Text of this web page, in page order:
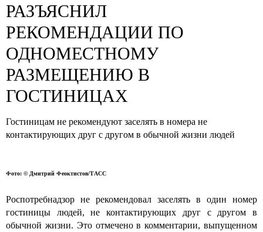
РАЗЪЯСНИЛ
РЕКОМЕНДАЦИИ ПО
ОДНОМЕСТНОМУ
РАЗМЕЩЕНИЮ В
ГОСТИНИЦАХ
Гостиницам не рекомендуют заселять в номера не
контактирующих друг с другом в обычной жизни людей
Фото: © Дмитрий Феоктистов/ТАСС
Роспотребнадзор не рекомендовал заселять в один номер
гостиницы людей, не контактирующих друг с другом в
обычной жизни. Это отмечено в комментарии, выпущенном